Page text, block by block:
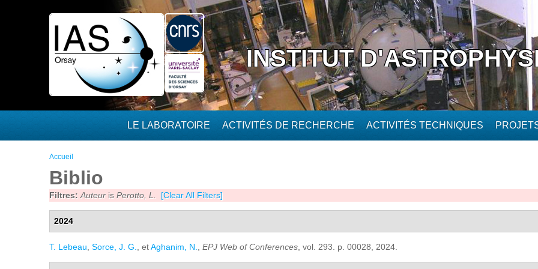
INSTITUT
LE LABORATOIRE ACTIVITÉS DE RECHERCHE ACTIVITÉS TECHNIQUES
Vous êtes ici
Accueil
Biblio
Filtres: Auteuris Perotto, L. [Clear All Filters]
2024
T. Lebeau Sorce, J. G. , etAghanim, N. EPJ Web of Conferences , vol. 293. p. 00028, 2024.